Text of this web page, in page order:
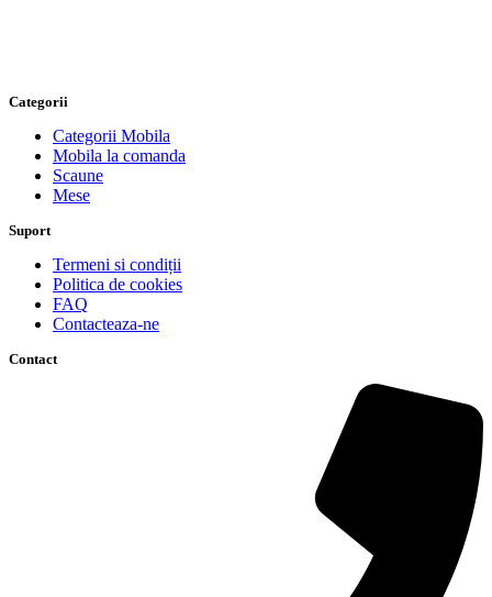
Categorii
Categorii Mobila
Mobila la comanda
Scaune
Mese
Suport
Termeni si condiții
Politica de cookies
FAQ
Contacteaza-ne
Contact